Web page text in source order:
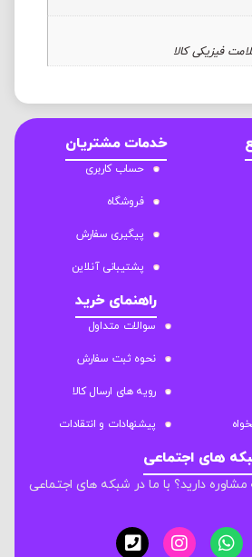
فیزیکی کالا
خدمات مشتریان
حساب کاربری
فروشگاه
پیگیری سفارش
پشتیبانی آنلاین
راهنمای خرید
سوالات متداول
نحوه ثبت سفارش
رویه های ارسال کالا
پیشنهادات و انتقادات
های اجتماعی
دارید؟ با ما در شبکه های اجتماعی